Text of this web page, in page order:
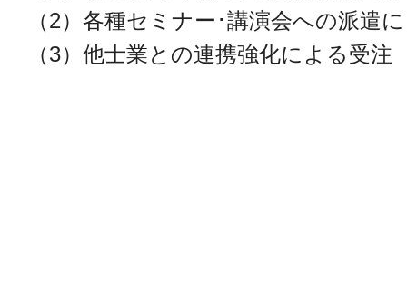
（2）各種セミナー･講演会への派遣
（3）他士業との連携強化による受注